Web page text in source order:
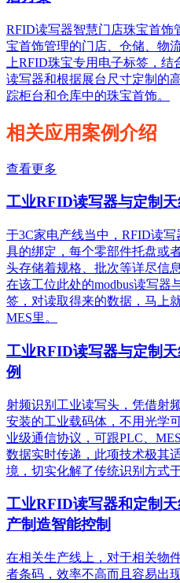
RFID读写器智慧门店珠宝首饰
宝首饰管理的门店、仓储、物
上RFID珠宝专用电子标签，
读写器和根据展台尺寸定制的
踪柜台和仓库中的珠宝首饰。
相关应用案例介绍
查看更多
工业RFID读写器与定制
于3C家电产线当中，RFID读
具的绑定，每个零部件托盘或
头存储着规格、批次等详尽信
在该工位此处的modbus读写器
签，对读取得来的数据，马上
MES里。
工业RFID读写器与定制
例
射频识别工业读写头，凭借射
安装的工业载码体，不用光学
业级通信协议，可跟PLC、
数据实时传递，此项技术极其
境，切实化解了传统识别方式
工业RFID读写器和定制
产制造智能控制
在相关生产线上，对于相关物
者条码，效率不高而且容易出